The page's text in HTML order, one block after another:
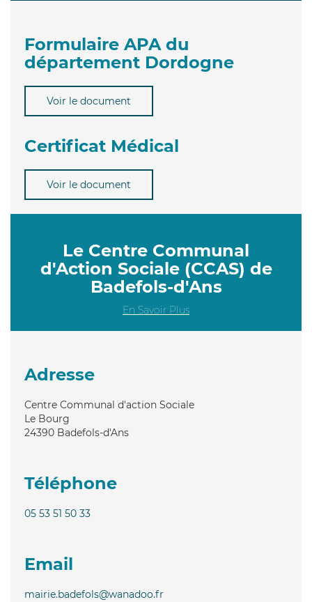
Formulaire APA du
département Dordogne
Voir le document
Certificat Médical
Voir le document
Le Centre Communal
d'Action Sociale (CCAS) de
Badefols-d'Ans
En Savoir Plus
Adresse
Centre Communal d'action Sociale
Le Bourg
24390 Badefols-d'Ans
Téléphone
05 53 51 50 33
Email
mairie.badefols@wanadoo.fr